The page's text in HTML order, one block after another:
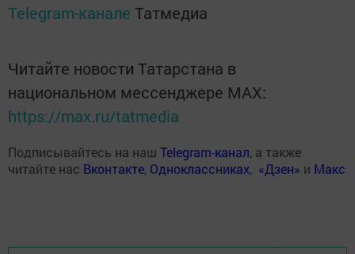
Telegram-канале Татмедиа
Читайте новости Татарстана в
национальном мессенджере MАХ:
https://max.ru/tatmedia
Подписывайтесь на наш Telegram-канал, а также
читайте нас Вконтакте, Одноклассниках, «Дзен» и Макс